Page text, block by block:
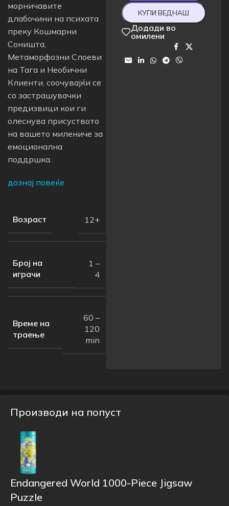
морничавите
длабочини на психата
преку Кошмарни
Соништа,
Метаморфозни Слоеви
на Тага и Необични
Клиенти, соочувајќи се
со застрашувачки
предизвици кои ги
олеснува присуството
на вашето милениче за
емоционална
поддршка.
дознај повеќе
Возраст 12+
Број на
играчи
1 –
4
Време на
траење
60 –
120
min
КУПИ ВЕДНАШ
Додади во
омилени
Производи на попуст
Endangered World 1000-Piece Jigsaw
Puzzle